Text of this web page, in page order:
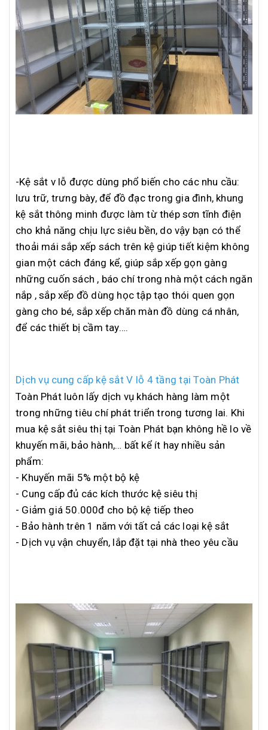
-Kệ sắt v lỗ được dùng phổ biến cho các nhu cầu:
lưu trữ, trưng bày, để đồ đạc trong gia đình, khung
kệ sắt thông minh được làm từ thép sơn tĩnh điện
cho khả năng chịu lực siêu bền, do vậy bạn có thể
thoải mái sắp xếp sách trên kệ giúp tiết kiệm không
gian một cách đáng kể, giúp sắp xếp gọn gàng
những cuốn sách , báo chí trong nhà một cách ngăn
nắp , sắp xếp đồ dùng học tập tạo thói quen gọn
gàng cho bé, sắp xếp chăn màn đồ dùng cá nhân,
để các thiết bị cầm tay….
Dịch vụ cung cấp kệ sắt V lỗ 4 tầng tại Toàn Phát
Toàn Phát luôn lấy dịch vụ khách hàng làm một
trong những tiêu chí phát triển trong tương lai. Khi
mua kệ sắt siêu thị tại Toàn Phát bạn không hề lo về
khuyến mãi, bảo hành,… bất kể ít hay nhiều sản
phẩm:
- Khuyến mãi 5% một bộ kệ
- Cung cấp đủ các kích thước kệ siêu thị
- Giảm giá 50.000đ cho bộ kệ tiếp theo
- Bảo hành trên 1 năm với tất cả các loại kệ sắt
- Dịch vụ vận chuyển, lắp đặt tại nhà theo yêu cầu